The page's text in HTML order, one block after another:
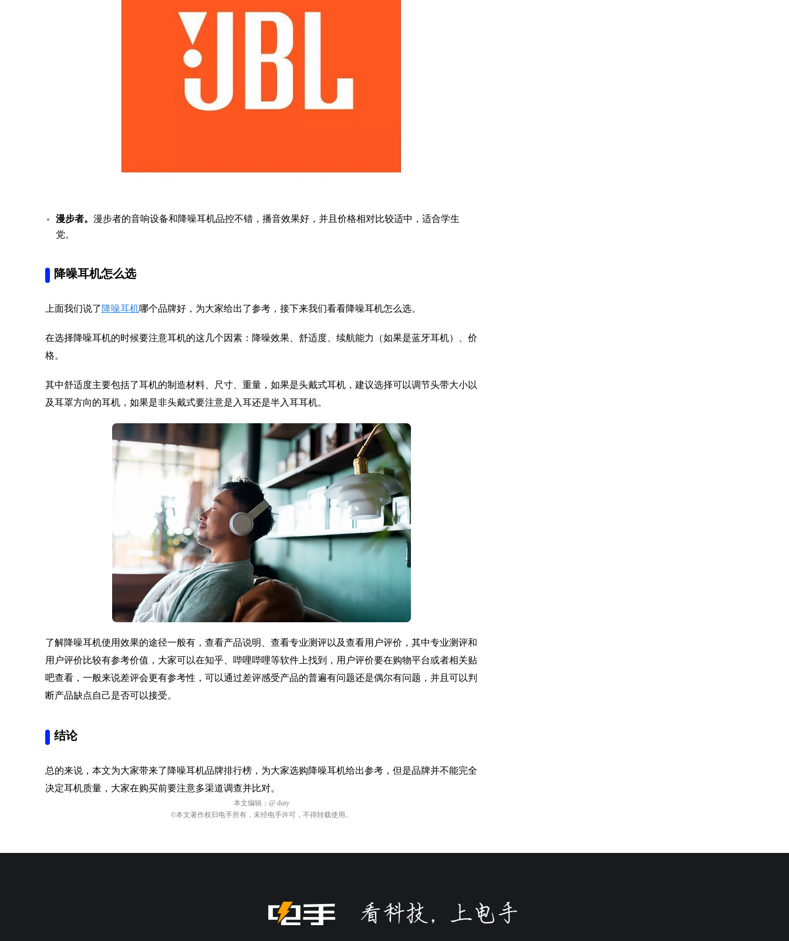
漫步者。 漫步者的音响设备和降噪耳机品控不错，播音效果好，并且价格相对比较适中，适合学生
党。
降噪耳机怎么选
上面我们说了 降噪耳机哪个品牌好，为大家给出了参考，接下来我们看看降噪耳机怎么选。
在选择降噪耳机的时候要注意耳机的这几个因素：降噪效果、舒适度、续航能力（如果是蓝牙耳机）、价
格。
其中舒适度主要包括了耳机的制造材料、尺寸、重量，如果是头戴式耳机，建议选择可以调节头带大小以
及耳罩方向的耳机，如果是非头戴式要注意是入耳还是半入耳耳机。
了解降噪耳机使用效果的途径一般有，查看产品说明、查看专业测评以及查看用户评价，其中专业测评和
用户评价比较有参考价值，大家可以在知乎、哔哩哔哩等软件上找到，用户评价要在购物平台或者相关贴
吧查看，一般来说差评会更有参考性，可以通过差评感受产品的普遍有问题还是偶尔有问题，并且可以判
断产品缺点自己是否可以接受。
结论
总的来说，本文为大家带来了降噪耳机品牌排行榜，为大家选购降噪耳机给出参考，但是品牌并不能完全
决定耳机质量，大家在购买前要注意多渠道调查并比对。
本文编辑： @ duty
©本文著作权归电手所有，未经电手许可，不得转载使用。